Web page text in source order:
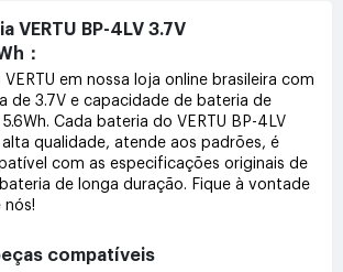
VERTU BP-4LV 3.7V
：
em nossa loja online brasileira com
de 3.7V e capacidade de bateria de
Cada bateria do VERTU BP-4LV
qualidade, atende aos padrões, é
com as especificações originais de
de longa duração. Fique à vontade
nós!
compatíveis